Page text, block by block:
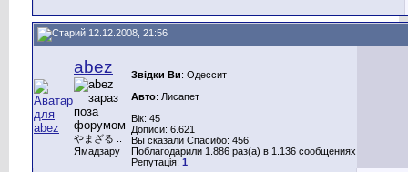
12.12.2008, 21:56
abez
やまざる ::
Ямадзару
Звідки Ви: Одессит
Авто: Лисапет
Вік: 45
Дописи: 6.621
Вы сказали Спасибо: 456
Поблагодарили 1.886 раз(а) в 1.136 сообщениях
Репутація: 1